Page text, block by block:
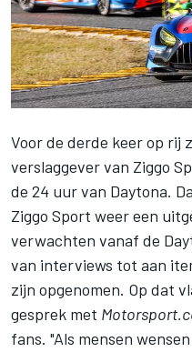
Voor de derde keer op rij
verslaggever van Ziggo
de 24 uur van Daytona.
Ziggo Sport weer een
verwachten vanaf de
van interviews tot aan
zijn opgenomen. Op dat
gesprek met
fans. "Als mensen